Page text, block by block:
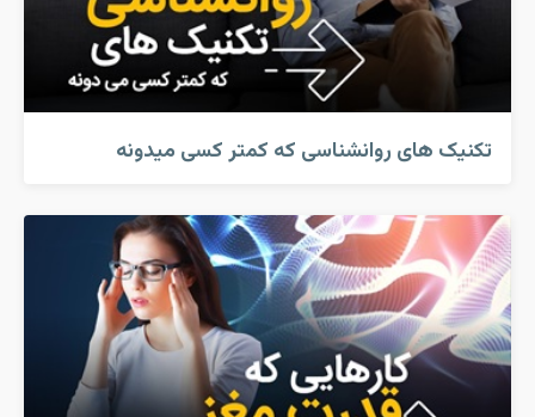
تکنیک های روانشناسی که کمتر کسی میدونه